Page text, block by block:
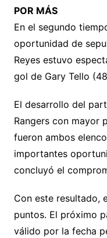
POR MÁS
En el segundo
oportunidad de
Reyes estuvo
gol de Gary Tello
El desarrollo del
Rangers con mayor
fueron ambos
importantes
concluyó el
Con este resultado,
puntos. El próximo
válido por la fecha